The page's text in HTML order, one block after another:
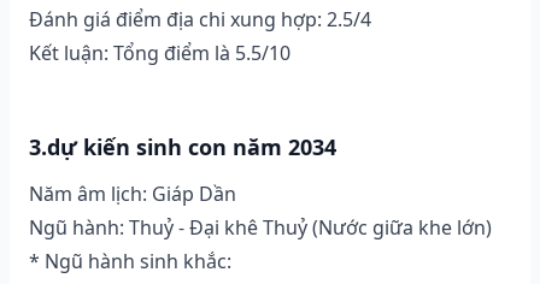
Đánh giá điểm địa chi xung hợp: 2.5/4
Kết luận: Tổng điểm là 5.5/10
3.dự kiến sinh con năm 2034
Năm âm lịch: Giáp Dần
Ngũ hành: Thuỷ - Đại khê Thuỷ (Nước giữa khe lớn)
* Ngũ hành sinh khắc: